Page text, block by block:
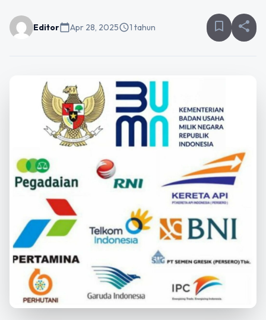
Editorcalendar_todayApr 28, 2025schedule1 tahun bookmark_border share